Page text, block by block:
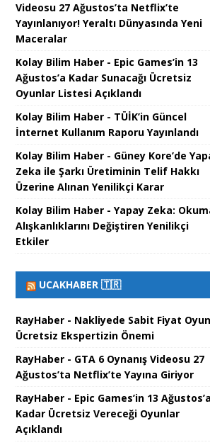
Videosu 27 Ağustos’ta Netflix’te
Yayınlanıyor! Yeraltı Dünyasında Yeni
Maceralar
Kolay Bilim Haber - Epic Games’in 13
Ağustos’a Kadar Sunacağı Ücretsiz
Oyunlar Listesi Açıklandı
Kolay Bilim Haber - TÜİK’in Güncel
İnternet Kullanım Raporu Yayınlandı
Kolay Bilim Haber - Güney Kore’de
Zeka ile Şarkı Üretiminin Telif Hakkı
Üzerine Alınan Yenilikçi Karar
Kolay Bilim Haber - Yapay Zeka:
Alışkanlıklarını Değiştiren Yenilikçi
Etkiler
UCAKHABER 🇹🇷
RayHaber - Nakliyede Sabit Fiyat
Ücretsiz Ekspertizin Önemi
RayHaber - GTA 6 Oynanış Videosu 27
Ağustos’ta Netflix’te Yayına Giriyor
RayHaber - Epic Games’in 13 Ağustos’a
Kadar Ücretsiz Vereceği Oyunlar
Açıklandı